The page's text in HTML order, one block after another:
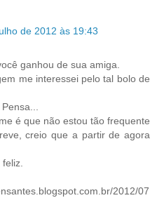
de 2012 às 19:43
ganhou de sua amiga.
me interessei pelo tal bolo de
é que não estou tão frequente
creio que a partir de agora
feliz.
2012/07